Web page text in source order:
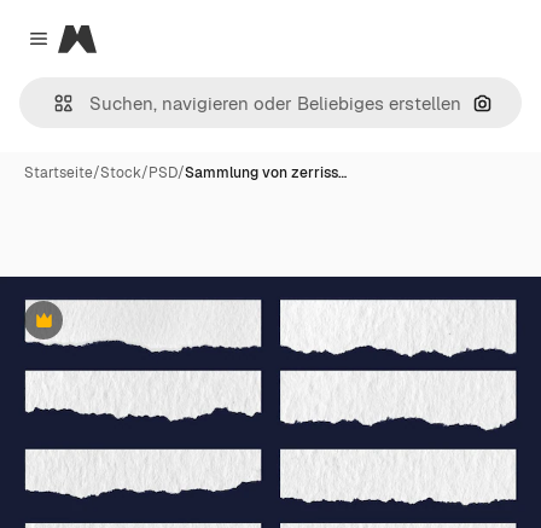
Close menu
Magnific
Nach
Startseite/Stock/PSD/Sammlung von zerriss…
Premium